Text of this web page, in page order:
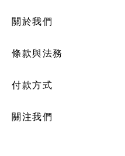
付款方式
關注我們
關於我們
條款與法務